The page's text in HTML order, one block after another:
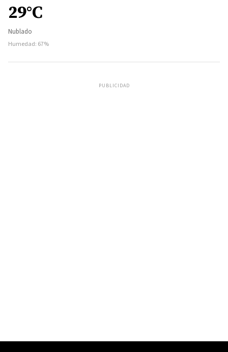
29°C
Nublado
Humedad: 67%
PUBLICIDAD